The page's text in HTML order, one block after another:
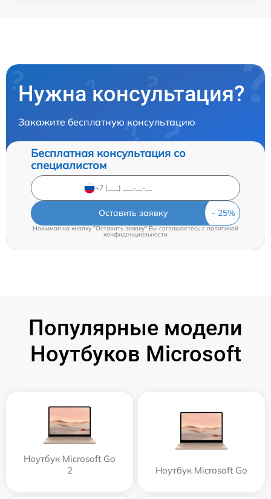
Нужна консультация?
Закажите бесплатную консультацию
Бесплатная консультация со
специалистом
Оставить заявку
Нажимая на кнопку "Оставить заявку" Вы соглашаетесь cполитикой
конфиденциальности
Популярные модели
Ноутбуков Microsoft
Ноутбук Microsoft Go
2
Ноутбук Microsoft Go